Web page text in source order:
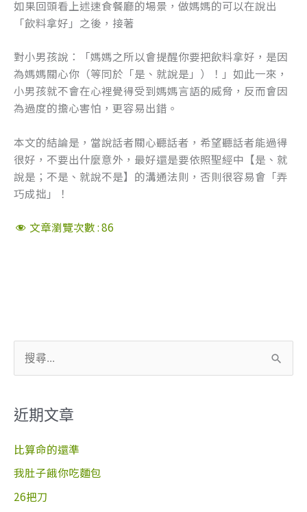
如果回頭看上述速食餐廳的場景，做媽媽的可以在說出
「飲料拿好」之後，接著
對小男孩說：「媽媽之所以會提醒你要把飲料拿好，是因
為媽媽關心你（等同於「是、就說是」）！」如此一來，
小男孩就不會在心裡覺得受到媽媽言語的威脅，反而會因
為過度的擔心害怕，更容易出錯。
本文的結論是，當說話者關心聽話者，希望聽話者能過得
很好，不要出什麼意外，最好還是要依照聖經中【是、就
說是；不是、就說不是】的溝通法則，否則很容易會「弄
巧成拙」！
文章瀏覽次數 :86
尋
鍵
字
:
近期文章
比算命的還準
我肚子餓你吃麵包
26把刀